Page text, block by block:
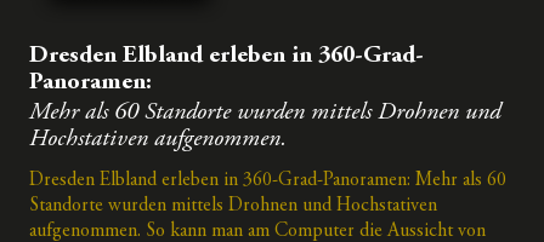
Dresden Elbland erleben in 360-Grad-
Panoramen:
Mehr als 60 Standorte wurden mittels Drohnen und
Hochstativen aufgenommen.
Dresden Elbland erleben in 360-Grad-Panoramen: Mehr als 60
Standorte wurden mittels Drohnen und Hochstativen
aufgenommen. So kann man am Computer die Aussicht von